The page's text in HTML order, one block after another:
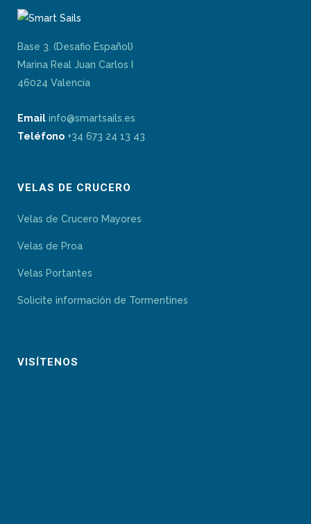
Base 3. (Desafio Español)
Marina Real Juan Carlos I
46024 Valencia
Email info@smartsails.es
Teléfono +34 673 24 13 43
VELAS DE CRUCERO
Velas de Crucero Mayores
Velas de Proa
Velas Portantes
Solicite información de Tormentines
VISÍTENOS